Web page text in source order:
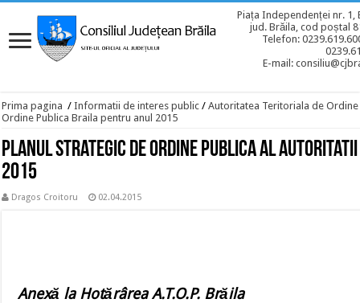
Piața Independenței nr. 1,
jud. Brăila, cod poștal
Telefon:
E-mail:
Prima pagina / Informatii de interes public / Autoritatea Teritoriala de Ordine
Ordine Publica Braila pentru anul 2015
Planul Strategic de Ordine Publica al
2015
Dragos Croitoru 02.04.2015
Anexă la Hotărârea A.T.O.P. Brăila